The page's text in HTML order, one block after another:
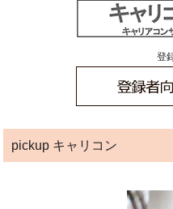
登
pickup キャリコン